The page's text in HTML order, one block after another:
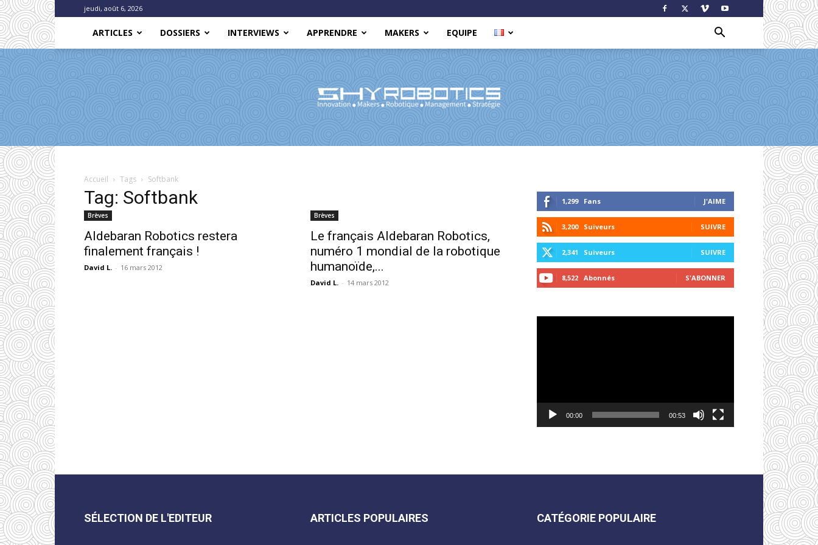
jeudi, août 6, 2026
ARTICLES DOSSIERS INTERVIEWS APPRENDRE MAKERS EQUIPE
Robotics
Accueil Tags Softbank
Tag: Softbank
Brèves
Aldebaran Robotics restera
finalement français !
David L. - 16 mars 2012
Brèves
Le français Aldebaran Robotics,
numéro 1 mondial de la robotique
humanoïde,...
David L. - 14 mars 2012
1,299 Fans J'AIME
3,200 Suiveurs SUIVRE
2,341 Suiveurs SUIVRE
8,522 Abonnés S'ABONNER
00:00 00:53
SÉLECTION DE L'EDITEUR ARTICLES POPULAIRES CATÉGORIE POPULAIRE